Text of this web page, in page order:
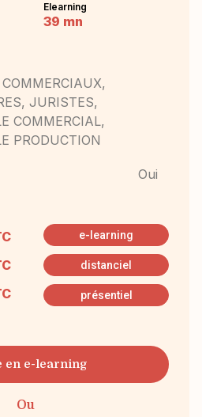
Elearning
39 mn
JURISTES,
COMMERCIAL,
PRODUCTION
Oui
e-learning
distanciel
présentiel
en e-learning
Ou